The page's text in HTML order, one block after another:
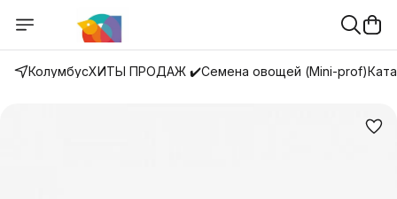
КолумбусХИТЫ ПРОДАЖ ✔️Семена овощей (Mini-prof)